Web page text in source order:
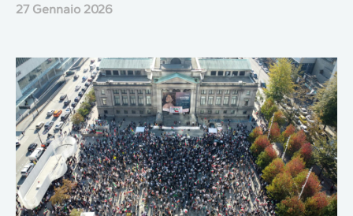
27 Gennaio 2026